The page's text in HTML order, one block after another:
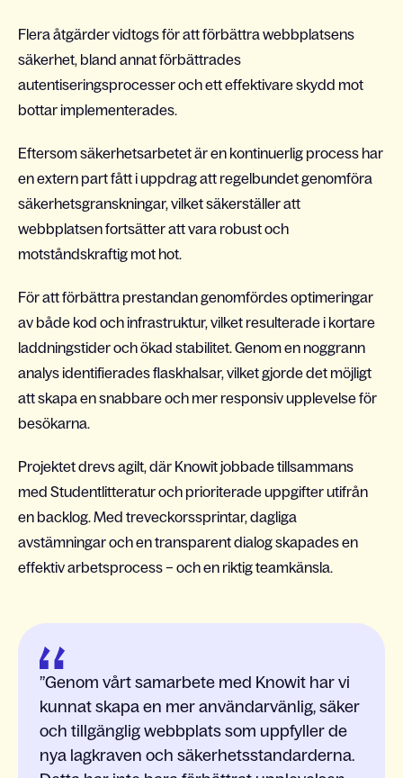
Flera åtgärder vidtogs för att förbättra webbplatsens
säkerhet, bland annat förbättrades
autentiseringsprocesser och ett effektivare skydd mot
bottar implementerades.
Eftersom säkerhetsarbetet är en kontinuerlig process har
en extern part fått i uppdrag att regelbundet genomföra
säkerhetsgranskningar, vilket säkerställer att
webbplatsen fortsätter att vara robust och
motståndskraftig mot hot.
För att förbättra prestandan genomfördes optimeringar
av både kod och infrastruktur, vilket resulterade i kortare
laddningstider och ökad stabilitet. Genom en noggrann
analys identifierades flaskhalsar, vilket gjorde det möjligt
att skapa en snabbare och mer responsiv upplevelse för
besökarna.
Projektet drevs agilt, där Knowit jobbade tillsammans
med Studentlitteratur och prioriterade uppgifter utifrån
en backlog. Med treveckorssprintar, dagliga
avstämningar och en transparent dialog skapades en
effektiv arbetsprocess – och en riktig teamkänsla.
Genom vårt samarbete med Knowit har vi
kunnat skapa en mer användarvänlig, säker
och tillgänglig webbplats som uppfyller de
nya lagkraven och säkerhetsstandarderna.